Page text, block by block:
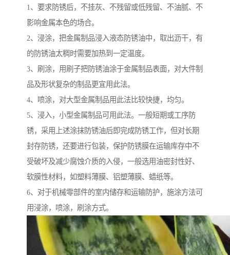
1、要求防锈后，不挂灰、不残留或低残留、不油腻、不
影响金属本色的场合。
2、浸涂，把金属制品浸入液态防锈油中，取出沥干，有
的防锈油太稠时需要加热到一定温度。
3、刷涂，用刷子把防锈油涂于金属制品表面，对大件制
品及形状复杂的制品更宜用此法。
4、喷涂，对大型金属制品用此法比较快捷，均匀。
5、浸入，小型金属制品可用此法。一般短期或工序防
锈，采用上述涂抹防锈油后即完成防锈工作，但对长期
封存防锈，还要进行包装，保护防锈膜在运输库存中不
受破坏及减少腐蚀介质的入侵，一般选用油密封性好、
软膜性材料，如塑料薄膜、铝塑薄膜、蜡纸等。
6、对于机械零部件的室内储存和运输防护，施涂方法可
用浸涂，喷涂，刷涂方式。